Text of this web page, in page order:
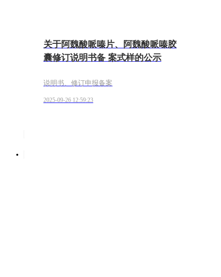
关于阿魏酸哌嗪片、阿魏酸哌嗪胶
囊修订说明书备 案式样的公示
说明书、修订申报备案
2025-09-26 12:59:23